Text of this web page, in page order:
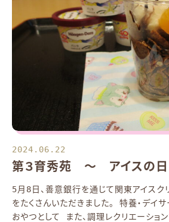
2024.06.22
第３育秀苑 ～ アイスの
5月8日、善意銀行を通じて関東アイスク
をたくさんいただきました。 特養・デイ
おやつとして また、調理レクリエーショ